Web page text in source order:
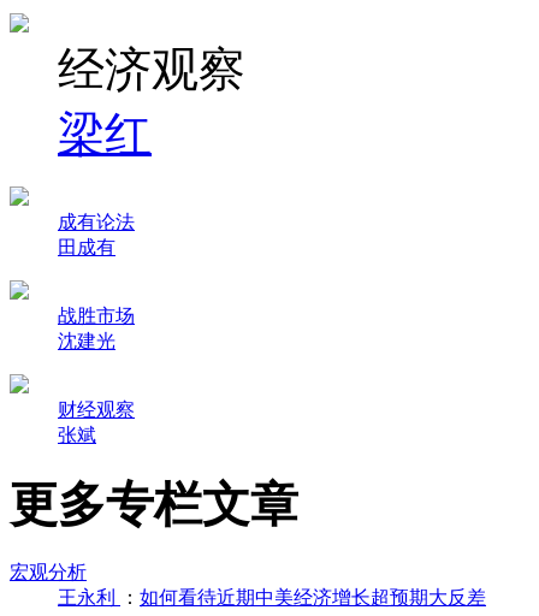
经济观察
梁红
成有论法
田成有
战胜市场
沈建光
财经观察
张斌
更多专栏文章
宏观分析
王永利
： 如何看待近期中美经济增长超预期大反差